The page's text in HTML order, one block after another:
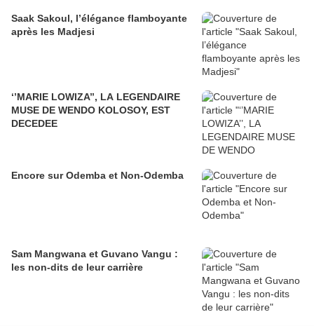
Saak Sakoul, l’élégance flamboyante
après les Madjesi
‘’MARIE LOWIZA’’, LA LEGENDAIRE
MUSE DE WENDO KOLOSOY, EST
DECEDEE
Encore sur Odemba et Non-Odemba
Sam Mangwana et Guvano Vangu :
les non-dits de leur carrière